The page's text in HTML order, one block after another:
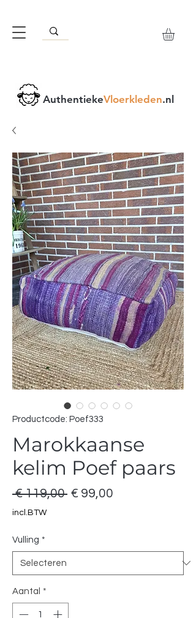
AuthentiekeVloerkleden.nl
Productcode: Poef333
Marokkaanse
kelim Poef paars
€ 119,00 Normale
€ 99,00
incl.BTW
Vulling *
Aantal *